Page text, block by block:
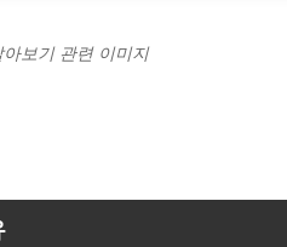
보기 관련 이미지